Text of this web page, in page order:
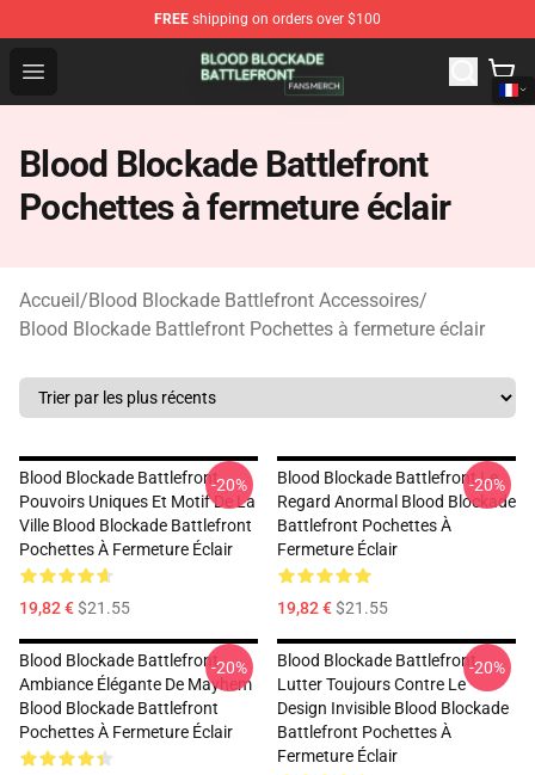
FREE shipping on orders over $100
Open menu
Blood Blockade Battlefront Shop - Official Blood
Blood Blockade Battlefront
Pochettes à fermeture éclair
Accueil/Blood Blockade Battlefront Accessoires/
Blood Blockade Battlefront Pochettes à fermeture éclair
Blood Blockade Battlefront
Pouvoirs Uniques Et Motif De La
Ville Blood Blockade Battlefront
Pochettes À Fermeture Éclair
19,82 €$21.55
-20%
Blood Blockade Battlefront Le
Regard Anormal Blood Blockade
Battlefront Pochettes À
Fermeture Éclair
19,82 €$21.55
-20%
Blood Blockade Battlefront
Ambiance Élégante De Mayhem
Blood Blockade Battlefront
Pochettes À Fermeture Éclair
-20%
Blood Blockade Battlefront
Lutter Toujours Contre Le
Design Invisible Blood Blockade
Battlefront Pochettes À
Fermeture Éclair
-20%